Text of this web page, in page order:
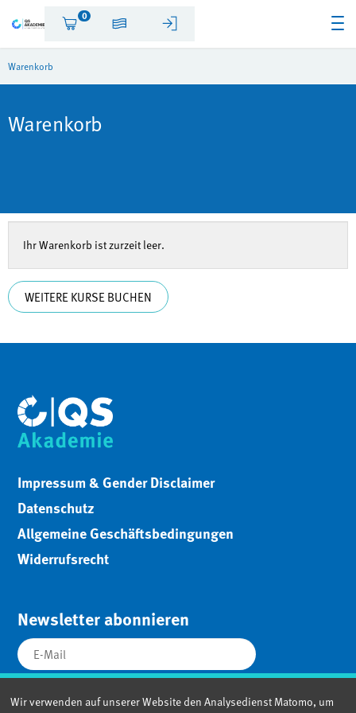
Wir verwenden auf unserer Website den Analysedienst Matomo, um
0
Warenkorb
Warenkorb
Ihr Warenkorb ist zurzeit leer.
WEITERE KURSE BUCHEN
Impressum & Gender Disclaimer
Datenschutz
Allgemeine Geschäftsbedingungen
Widerrufsrecht
Newsletter abonnieren